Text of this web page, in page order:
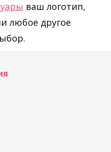
ваш логотип,
любое другое